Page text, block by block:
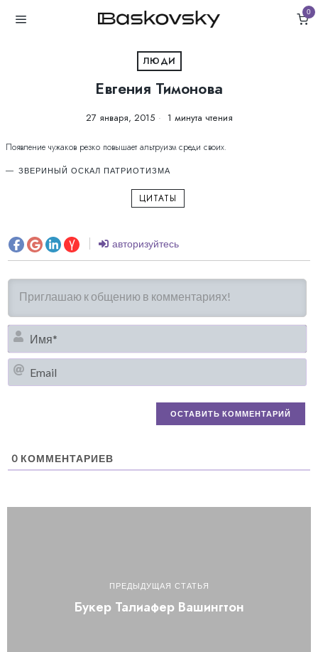
0
ЛЮДИ
Евгения Тимонова
27 января, 2015 1 минута чтения
Появление чужаков резко повышает альтруизм среди своих.
ЗВЕРИНЫЙ ОСКАЛ ПАТРИОТИЗМА
ЦИТАТЫ
авторизуйтесь
0 КОММЕНТАРИЕВ
ПРЕДЫДУЩАЯ СТАТЬЯ
Букер Талиафер Вашингтон